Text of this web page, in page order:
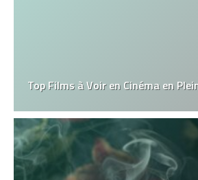
Top Films à Voir en Cinéma en